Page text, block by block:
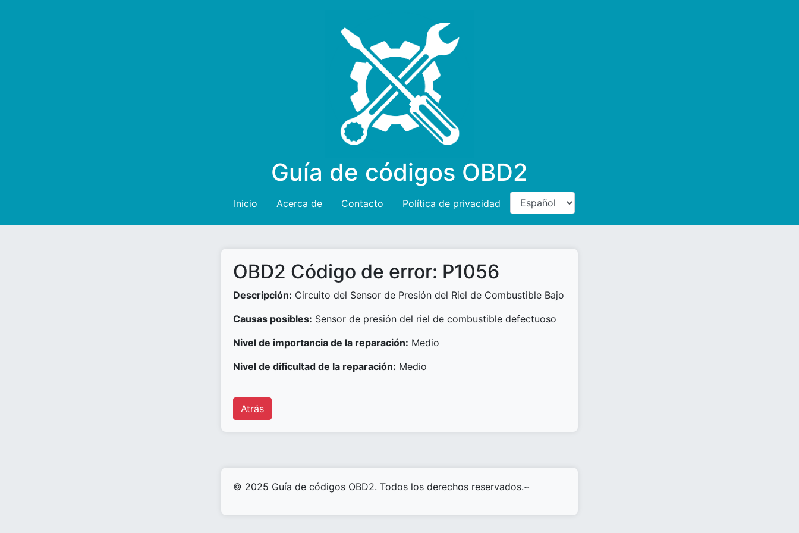
Guía de códigos OBD2
Inicio Acerca de Contacto Política de privacidad
OBD2 Código de error: P1056
Descripción: Circuito del Sensor de Presión del Riel de Combustible Bajo
Causas posibles: Sensor de presión del riel de combustible defectuoso
Nivel de importancia de la reparación: Medio
Nivel de dificultad de la reparación: Medio
Atrás
© 2025 Guía de códigos OBD2. Todos los derechos reservados.~